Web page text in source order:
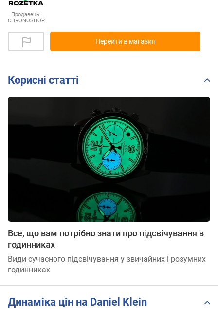
Продавець:
CHRONOSHOP
Перейти в магазин
Корисні статті
Все, що вам потрібно знати про підсвічування в
годинниках
Види сучасного підсвічування у звичайних і розумних
годинниках
Динаміка цін на Daniel Klein